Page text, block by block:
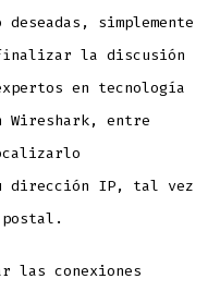
simplemente
la discusión
en tecnología
Wireshark, entre
dirección IP, tal vez
las conexiones